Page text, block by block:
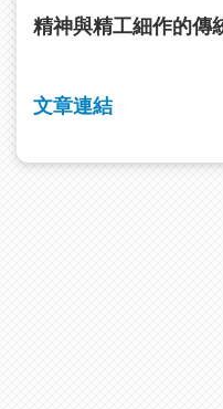
精神與精工細作的傳
文章連結